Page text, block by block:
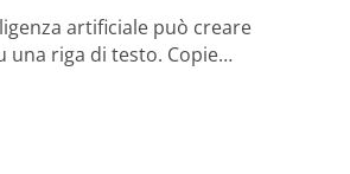
artificiale può creare
una riga di testo. Copie…